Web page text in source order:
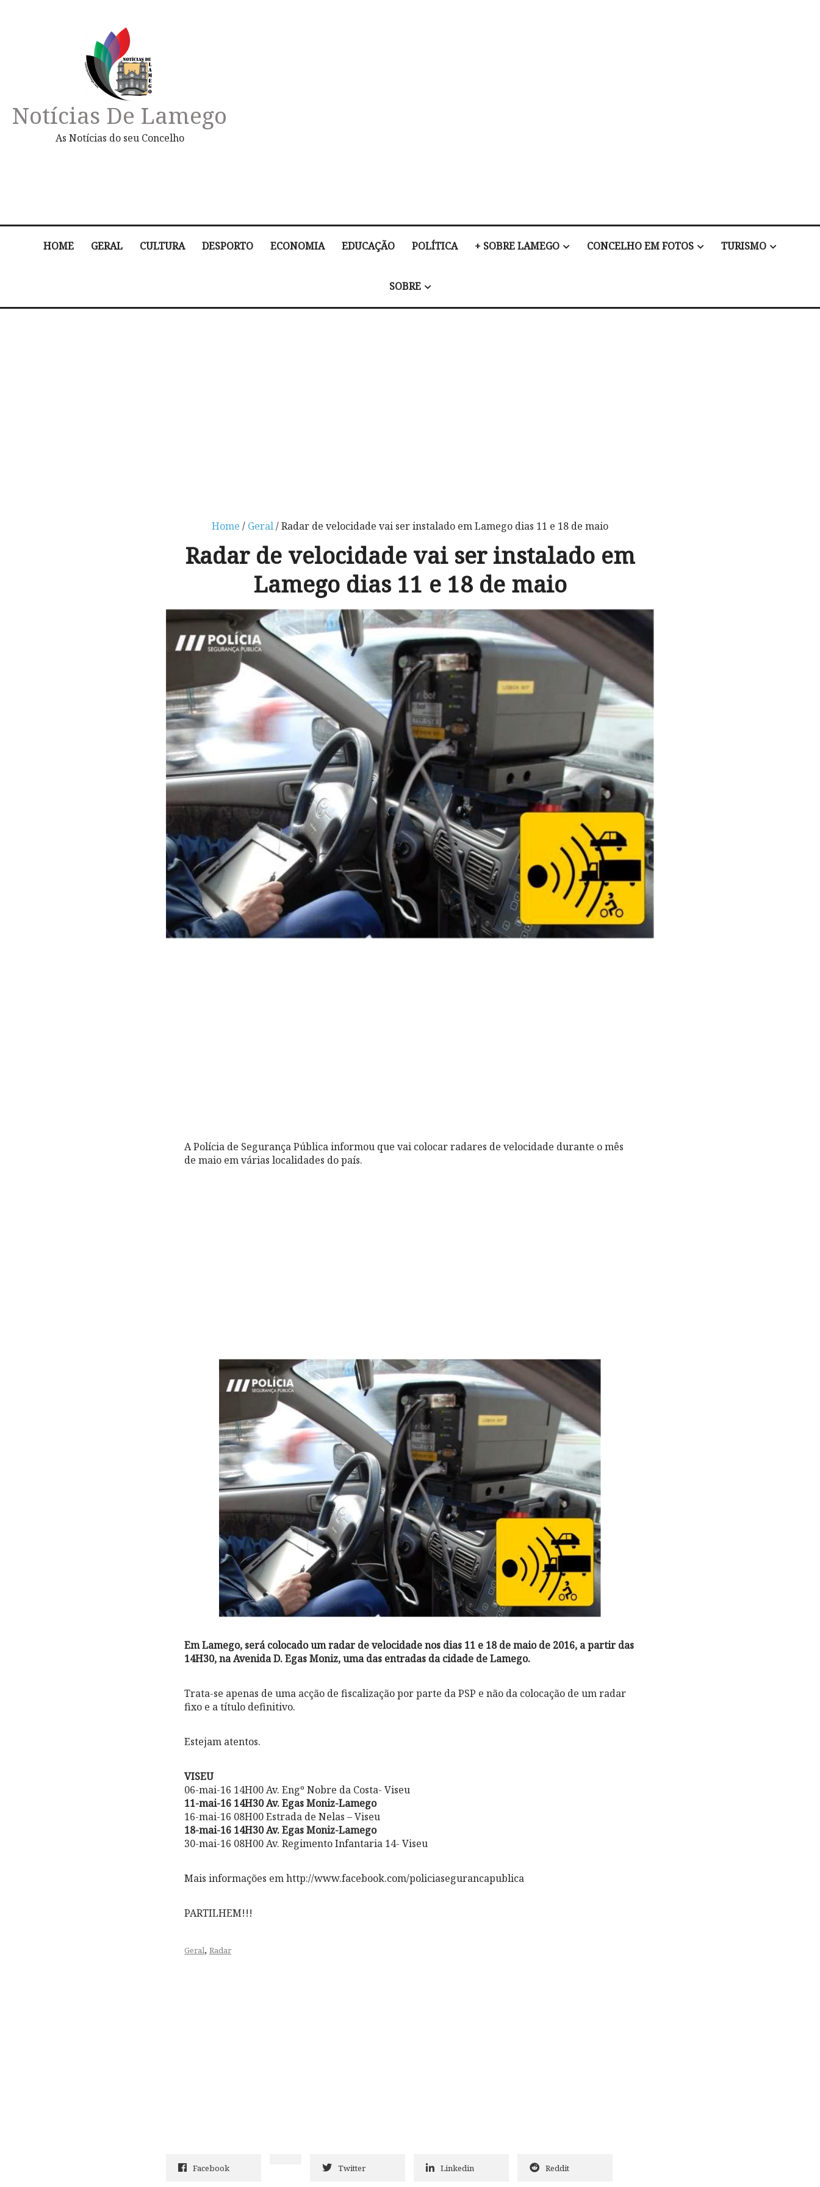
Notícias De Lamego
As Notícias do seu Concelho
HOME GERAL CULTURA DESPORTO ECONOMIA EDUCAÇÃO POLÍTICA + SOBRE LAMEGO CONCELHO EM FOTOS TURISMO
SOBRE
Home / Geral/ Radar de velocidade vai ser instalado em Lamego dias 11 e 18 de maio
Radar de velocidade vai ser instalado em
Lamego dias 11 e 18 de maio
A Polícia de Segurança Pública informou que vai colocar radares de velocidade durante o mês
de maio em várias localidades do país.
Em Lamego, será colocado um radar de velocidade nos dias 11 e 18 de maio de 2016, a partir das
14H30, na Avenida D. Egas Moniz, uma das entradas da cidade de Lamego.
Trata-se apenas de uma acção de fiscalização por parte da PSP e não da colocação de um radar
fixo e a título definitivo.
Estejam atentos.
VISEU
06-mai-16 14H00 Av. Engº Nobre da Costa- Viseu
11-mai-16 14H30 Av. Egas Moniz-Lamego
16-mai-16 08H00 Estrada de Nelas – Viseu
18-mai-16 14H30 Av. Egas Moniz-Lamego
30-mai-16 08H00 Av. Regimento Infantaria 14- Viseu
Mais informações em http://www.facebook.com/policiasegurancapublica
PARTILHEM!!!
Geral, Radar
Facebook Twitter Linkedin Reddit